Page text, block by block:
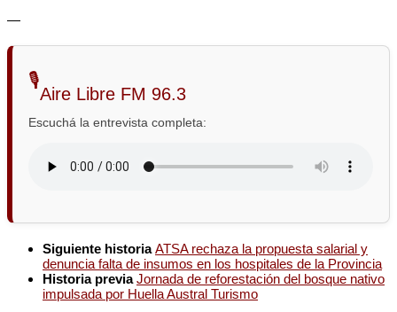
—
🎙️
Aire Libre FM 96.3
Escuchá la entrevista completa:
Siguiente historiaATSA rechaza la propuesta salarial y
denuncia falta de insumos en los hospitales de la Provincia
Historia previaJornada de reforestación del bosque nativo
impulsada por Huella Austral Turismo